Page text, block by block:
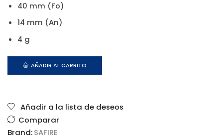
40 mm (Fo)
14 mm (An)
4 g
AÑADIR AL CARRITO
Añadir a la lista de deseos
Comparar
Brand:SAFIRE